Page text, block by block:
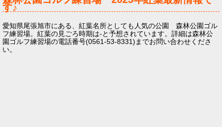
す♪
愛知県尾張旭市にある、紅葉名所としても人気の公園 森林公園ゴル
フ練習場。紅葉の見ごろ時期は-と予想されています。詳細は森林公
園ゴルフ練習場の電話番号(0561-53-8331)までお問い合わせくださ
い。